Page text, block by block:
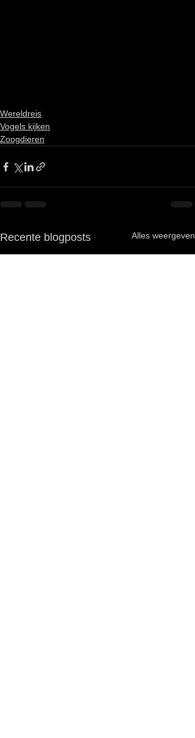
Wereldreis
Vogels kijken
Zoogdieren
Recente blogposts Alles weergeven